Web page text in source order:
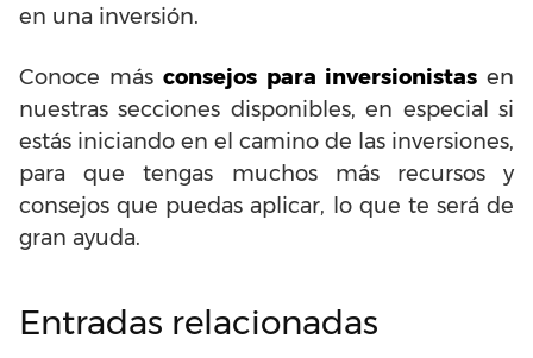
en una inversión.
Conoce másconsejos para inversionistasen
nuestras secciones disponibles, en especial si
estás iniciando en el camino de las inversiones,
para que tengas muchos más recursos y
consejos que puedas aplicar, lo que te será de
gran ayuda.
Entradas relacionadas